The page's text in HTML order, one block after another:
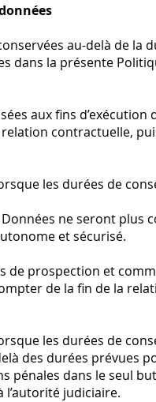
au-delà de la
dans la présente
aux fins
contractuelle,
les durées de
Données ne seront
et sécurisé.
de prospection et
de la fin de la
les durées de
des durées prévues
pénales dans le seul
l’autorité judiciaire.